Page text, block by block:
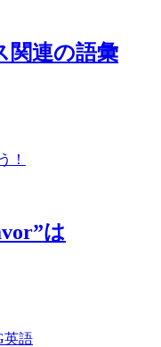
連の語彙
！
”は
英語